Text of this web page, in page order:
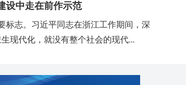
设中走在前作示范
标志。习近平同志在浙江工作期间，深
现代化，就没有整个社会的现代...